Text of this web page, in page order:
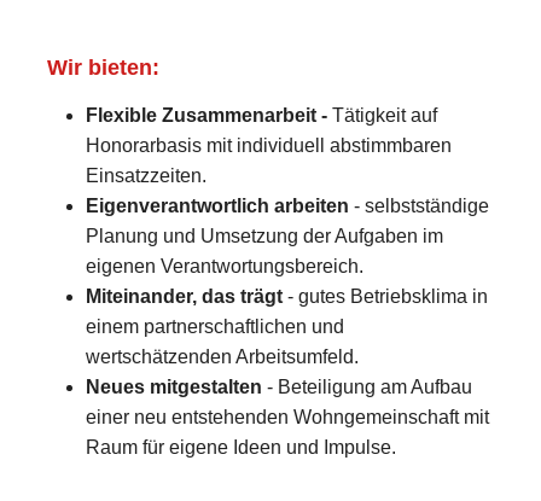
Wir bieten:
Flexible Zusammenarbeit - Tätigkeit auf
Honorarbasis mit individuell abstimmbaren
Einsatzzeiten.
Eigenverantwortlich arbeiten - selbstständige
Planung und Umsetzung der Aufgaben im
eigenen Verantwortungsbereich.
Miteinander, das trägt - gutes Betriebsklima in
einem partnerschaftlichen und
wertschätzenden Arbeitsumfeld.
Neues mitgestalten - Beteiligung am Aufbau
einer neu entstehenden Wohngemeinschaft mit
Raum für eigene Ideen und Impulse.